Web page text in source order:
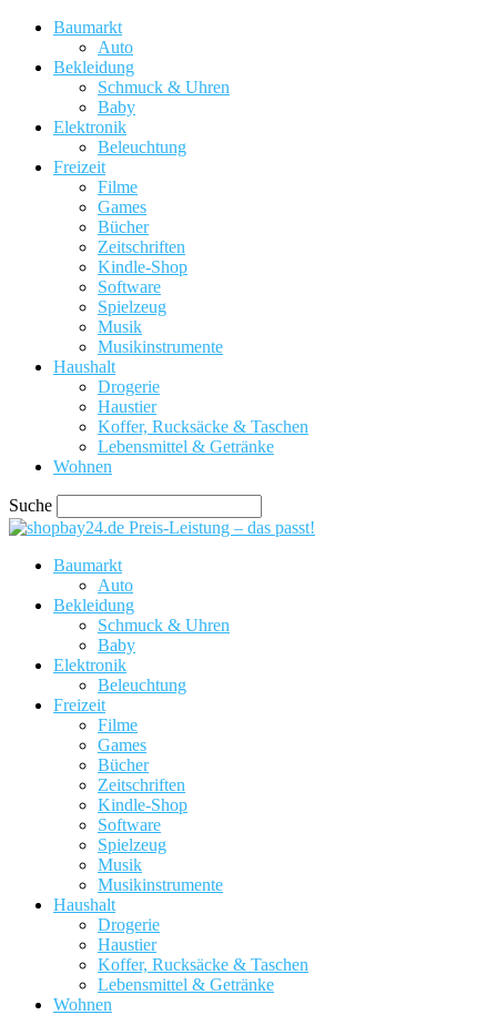
Baumarkt
Auto
Bekleidung
Schmuck & Uhren
Baby
Elektronik
Beleuchtung
Freizeit
Filme
Games
Bücher
Zeitschriften
Kindle-Shop
Software
Spielzeug
Musik
Musikinstrumente
Haushalt
Drogerie
Haustier
Koffer, Rucksäcke & Taschen
Lebensmittel & Getränke
Wohnen
Suche
Preis-Leistung – das passt!
Baumarkt
Auto
Bekleidung
Schmuck & Uhren
Baby
Elektronik
Beleuchtung
Freizeit
Filme
Games
Bücher
Zeitschriften
Kindle-Shop
Software
Spielzeug
Musik
Musikinstrumente
Haushalt
Drogerie
Haustier
Koffer, Rucksäcke & Taschen
Lebensmittel & Getränke
Wohnen